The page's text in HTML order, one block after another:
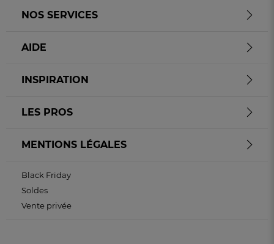
NOS SERVICES
AIDE
INSPIRATION
LES PROS
MENTIONS LÉGALES
Black Friday
Soldes
Vente privée